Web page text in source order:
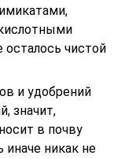
чистой
и удобрений
значит,
в почву
иначе никак не